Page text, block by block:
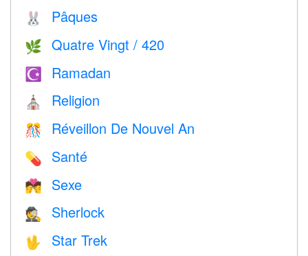
🐰 Pâques
🌿 Quatre Vingt / 420
☪️ Ramadan
⛪️ Religion
🎊 Réveillon De Nouvel An
💊 Santé
💏 Sexe
🕵️ Sherlock
🖖 Star Trek